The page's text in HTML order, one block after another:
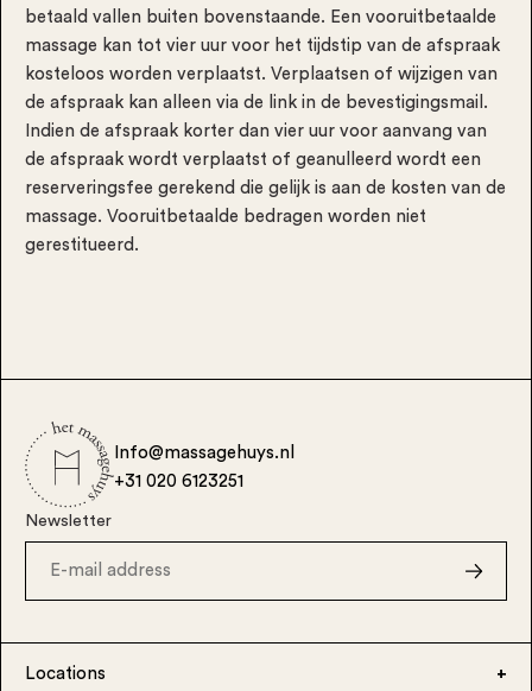
betaald vallen buiten bovenstaande. Een vooruitbetaalde
massage kan tot vier uur voor het tijdstip van de afspraak
kosteloos worden verplaatst. Verplaatsen of wijzigen van
de afspraak kan alleen via de link in de bevestigingsmail.
Indien de afspraak korter dan vier uur voor aanvang van
de afspraak wordt verplaatst of geanulleerd wordt een
reserveringsfee gerekend die gelijk is aan de kosten van de
massage. Vooruitbetaalde bedragen worden niet
gerestitueerd.
Info@massagehuys.nl
+31 020 6123251
Newsletter
Locations